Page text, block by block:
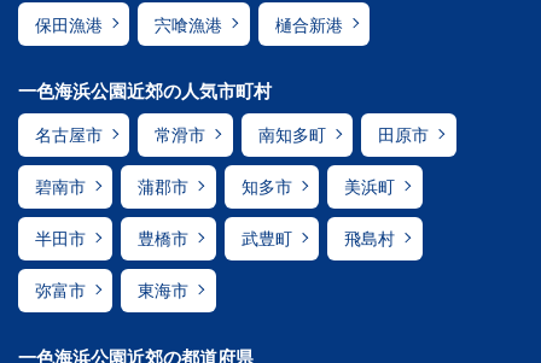
保田漁港 宍喰漁港 樋合新港
一色海浜公園近郊の人気市町村
名古屋市 常滑市 南知多町 田原市
碧南市 蒲郡市 知多市 美浜町
半田市 豊橋市 武豊町 飛島村
弥富市 東海市
一色海浜公園近郊の都道府県